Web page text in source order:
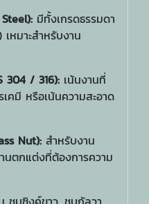
มีทั้งเกรดธรรมดา
เหมาะสำหรับงาน
304 / 316): เน้นงานที่
คมี หรือเน้นความสะอาด
Nut): สำหรับงาน
นตกแต่งที่ต้องการความ